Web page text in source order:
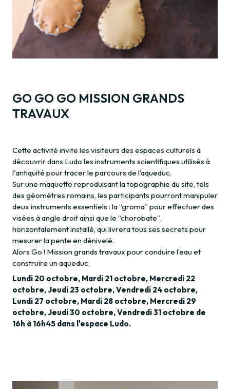
GO GO GO MISSION GRANDS
TRAVAUX
Cette activité invite les visiteurs des espaces culturels à
découvrir dans Ludo les instruments scientifiques utilisés à
l'antiquité pour tracer le parcours de l’aqueduc.
Sur une maquette reproduisant la topographie du site, tels
des géomètres romains, les participants pourront manipuler
deux instruments essentiels : la “groma” pour effectuer des
visées à angle droit ainsi que le “chorobate”,
horizontalement installé, qui livrera tous ses secrets pour
mesurer la pente en dénivelé.
Alors Go ! Mission grands travaux pour conduire l’eau et
construire un aqueduc.
Lundi 20 octobre, Mardi 21 octobre, Mercredi 22
octobre, Jeudi 23 octobre, Vendredi 24 octobre,
Lundi 27 octobre, Mardi 28 octobre, Mercredi 29
octobre, Jeudi 30 octobre, Vendredi 31 octobre de
16h à 16h45 dans l'espace Ludo.